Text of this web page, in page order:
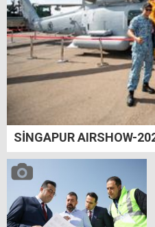
SİNGAPUR AIRSHOW-